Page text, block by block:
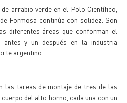
arrabio verde en el Polo Científico,
Formosa continúa con solidez. Son
diferentes áreas que conforman el
antes y un después en la industria
argentino.
las tareas de montaje de tres de las
del alto horno, cada una con un